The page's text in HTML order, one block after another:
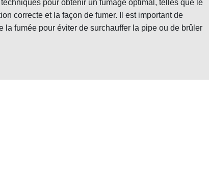
pour obtenir un fumage optimal, telles que le
correcte et la façon de fumer. Il est important de
la fumée pour éviter de surchauffer la pipe ou de brûler